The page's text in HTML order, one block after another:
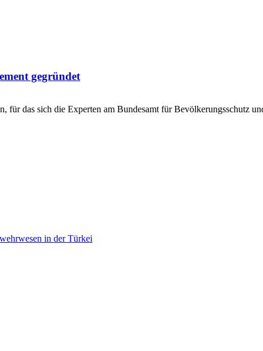
gegründet
für das sich die Experten am Bundesamt für Bevölkerungsschutz
in der Türkei